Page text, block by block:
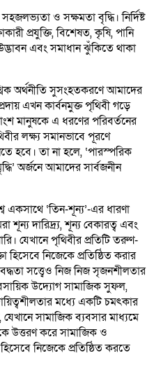
ও সক্ষমতা বৃদ্ধি। নির্দিষ্ট
প্রযুক্তি, বিশেষত, কৃষি, পানি
উদ্ভাবন এবং সমাধান ঝুঁকিতে থাকা
অর্থনীতি সুসংহতকরণে আমাদের
এখন কার্বনমুক্ত পৃথিবী গড়ে
মানুষকে এ ধরণের পরিবর্তনের
লক্ষ্য সমানভাবে পূরণে
হবে। তা না হলে, ‘পারস্পরিক
অর্জনে আমাদের সার্বজনীন
একসাথে ‘তিন-শূন্য’-এর ধারণা
শূন্য দারিদ্র্য, শূন্য বেকারত্ব এবং
যেখানে পৃথিবীর প্রতিটি তরুণ-
হিসেবে নিজেকে প্রতিষ্ঠিত করার
সত্ত্বেও নিজ নিজ সৃজনশীলতার
উদ্যোগ সামাজিক সুফল,
মধ্যে একটি চমৎকার
সামাজিক ব্যবসার মাধ্যমে
উত্তরণ করে সামাজিক ও
নিজেকে প্রতিষ্ঠিত করতে